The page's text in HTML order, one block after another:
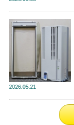
2026 05.21